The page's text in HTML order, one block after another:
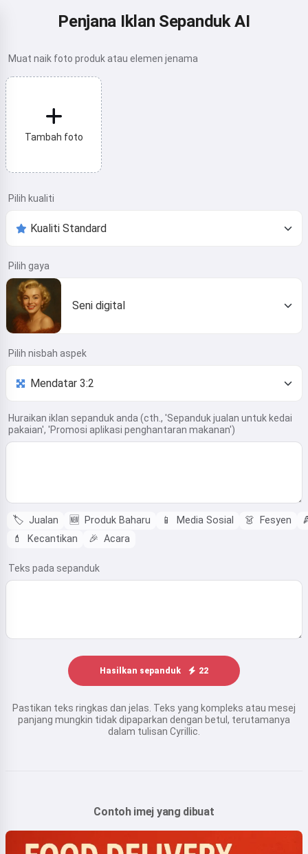
Penjana Iklan Sepanduk AI
Muat naik foto produk atau elemen jenama
Tambah foto
Pilih kualiti
Pilih gaya
Seni digital
Pilih nisbah aspek
Huraikan iklan sepanduk anda (cth., 'Sepanduk jualan untuk kedai
pakaian', 'Promosi aplikasi penghantaran makanan')
🏷️ Jualan 🆕 Produk Baharu 📱 Media Sosial 👗 Fesyen
💄
Kecantikan 🎉 Acara
Teks pada sepanduk
Hasilkan sepanduk 22
Pastikan teks ringkas dan jelas. Teks yang kompleks atau mesej
panjang mungkin tidak dipaparkan dengan betul, terutamanya
dalam tulisan Cyrillic.
Contoh imej yang dibuat